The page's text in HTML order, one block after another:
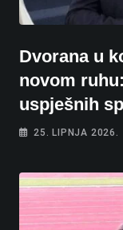
Dvorana u
novom
uspješnih
25. LIPNJA 2026.